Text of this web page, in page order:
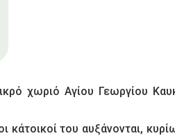
χωριό Αγίου Γεωργίου
κάτοικοί του αυξάνονται,